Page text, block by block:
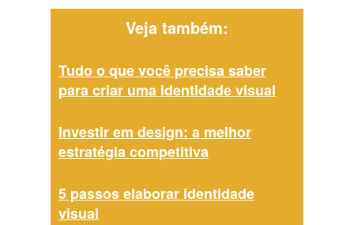
Veja também:
Tudo o que você precisa saber
para criar uma identidade visual
Investir em design: a melhor
estratégia competitiva
5 passos elaborar identidade
visual